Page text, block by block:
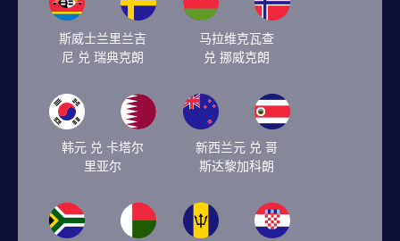
斯威士兰里兰吉
尼 兑 瑞典克朗
马拉维克瓦查
兑 挪威克朗
韩元 兑 卡塔尔
里亚尔
新西兰元 兑 哥
斯达黎加科朗